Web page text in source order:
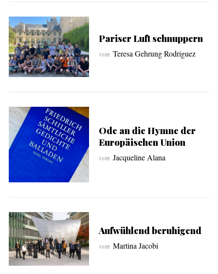
Pariser Luft schnuppern
von Teresa Gehrung Rodriguez
Ode an die Hymne der
Europäischen Union
von Jacqueline Alana
Aufwühlend beruhigend
von Martina Jacobi